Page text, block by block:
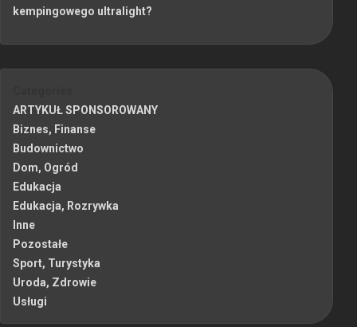
kempingowego ultralight?
ARTYKUŁ SPONSOROWANY
Biznes, Finanse
Budownictwo
Dom, Ogród
Edukacja
Edukacja, Rozrywka
Inne
Pozostałe
Sport, Turystyka
Uroda, Zdrowie
Usługi